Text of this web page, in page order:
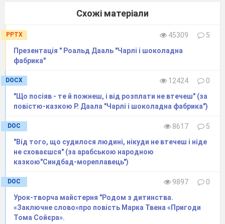
Схожі матеріали
PPTX 45309
5
Презентація " Роальд Дааль "Чарлі і шоколадна
фабрика"
DOCX 12424
0
"Що посіяв - те й пожнеш, і від розплати не втечеш" (за
повістю-казкою Р. Даала "Чарлі і шоколадна фабрика")
DOC 8617
5
"Від того, що судилося людині, нікуди не втечеш і ніде
не сховаєшся" (за арабською народною
казкою"Синдбад-мореплавець")
DOC 9897
0
Урок-творча майстерня "Родом з дитинства.
«Заключне слово»про повість Марка Твена «Пригоди
Тома Сойєра».